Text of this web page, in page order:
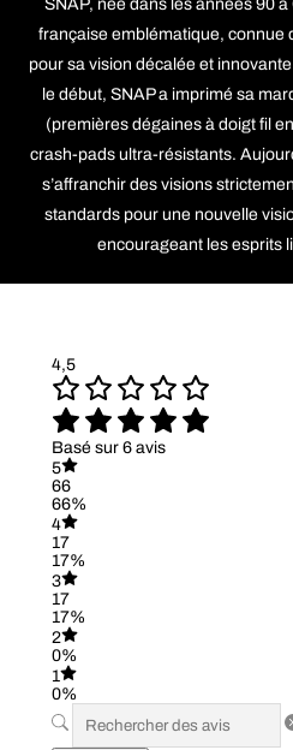
SNAP, née dans les années 90
française emblématique, connue
pour sa vision décalée et
le début, SNAP a imprimé sa
(premières dégaines à doigt fil
crash-pads ultra-résistants.
s’affranchir des visions
standards pour une nouvelle
encourageant les esprits
4,5
Basé sur 6 avis
5
66
66%
4
17
17%
3
17
17%
2
0%
1
0%